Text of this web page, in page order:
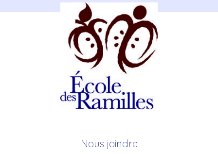
Nous joindre